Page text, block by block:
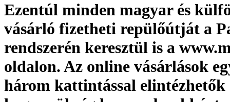
Ezentúl minden magyar és
vásárló fizetheti repülőútját a
rendszerén keresztül is a
oldalon. Az online vásárlások
három kattintással